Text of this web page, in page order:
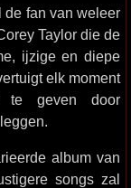
de fan van weleer
Taylor die de
ijzige en diepe
elk moment
te geven door
album van
songs zal